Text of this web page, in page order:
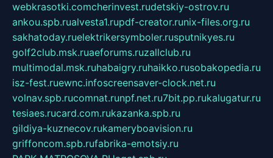
webkrasotki.comcherinvest.rudetskiy-ostrov.ru
ankou.spb.rualvesta1.rupdf-creator.runix-files.org.ru
sakhatoday.ruelektrikersymboler.rusputnikyes.ru
golf2club.msk.ruaeforums.ruzallclub.ru
multimodal.msk.ruhabaigry.ruhaikko.rusobakopedia.ru
isz-fest.ruewnc.infoscreensaver-clock.net.ru
volnav.spb.rucomnat.runpf.net.ru7bit.pp.rukalugatur.ru
tesiaes.rucard.com.rukazanka.spb.ru
gildiya-kuznecov.rukameryboavision.ru
griffoncom.spb.rufabrika-emotsiy.ru